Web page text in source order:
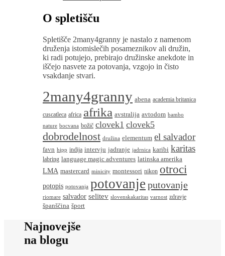
O spletišču
Spletišče 2many4granny je nastalo z namenom
druženja istomislečih posameznikov ali družin,
ki radi potujejo, prebirajo družinske anekdote in
iščejo nasvete za potovanja, vzgojo in čisto
vsakdanje stvari.
2many4granny abena academia britanica
cuscatleca africa afrika avstralija avtodom bambo
nature bocvana božič clovek1 clovek5
dobrodelnost družina elementum el salvador
favn hipp indija intervju jadranje jadrnica karibi karitas
labring language magic adventures latinska amerika
LMA mastercard minicity montessori nikon otroci
potopis potovanja potovanje putovanje
riomare salvador selitev slovenskakaritas varnost zdravje
španščina šport
Najnovejše
na blogu